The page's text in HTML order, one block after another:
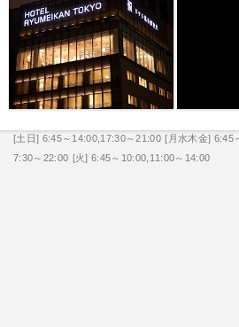
[土日] 6:45～14:00,17:30～21:00 [月水木金] 6:45
7:30～22:00 [火] 6:45～10:00,11:00～14:00